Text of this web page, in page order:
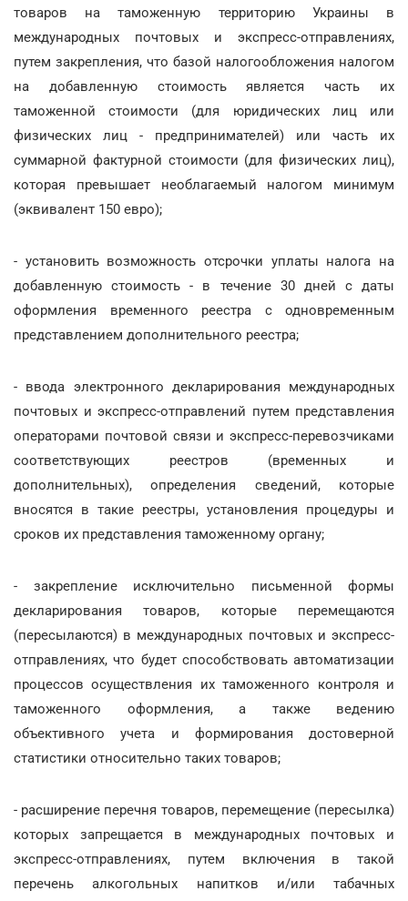
товаров на таможенную территорию Украины в
международных почтовых и экспресс-отправлениях,
путем закрепления, что базой налогообложения налогом
на добавленную стоимость является часть их
таможенной стоимости (для юридических лиц или
физических лиц - предпринимателей) или часть их
суммарной фактурной стоимости (для физических лиц),
которая превышает необлагаемый налогом минимум
(эквивалент 150 евро);
- установить возможность отсрочки уплаты налога на
добавленную стоимость - в течение 30 дней с даты
оформления временного реестра с одновременным
представлением дополнительного реестра;
- ввода электронного декларирования международных
почтовых и экспресс-отправлений путем представления
операторами почтовой связи и экспресс-перевозчиками
соответствующих реестров (временных и
дополнительных), определения сведений, которые
вносятся в такие реестры, установления процедуры и
сроков их представления таможенному органу;
- закрепление исключительно письменной формы
декларирования товаров, которые перемещаются
(пересылаются) в международных почтовых и экспресс-
отправлениях, что будет способствовать автоматизации
процессов осуществления их таможенного контроля и
таможенного оформления, а также ведению
объективного учета и формирования достоверной
статистики относительно таких товаров;
- расширение перечня товаров, перемещение (пересылка)
которых запрещается в международных почтовых и
экспресс-отправлениях, путем включения в такой
перечень алкогольных напитков и/или табачных